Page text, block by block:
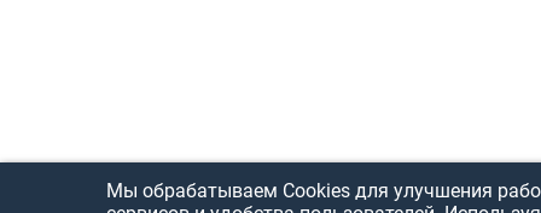
Мы обрабатываем Cookies для улучшения